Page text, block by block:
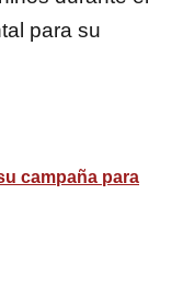
para su
campaña para